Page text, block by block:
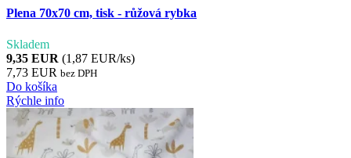
Plena 70x70 cm, tisk - růžová rybka
Skladem
9,35 EUR (1,87 EUR/ks)
7,73 EUR bez DPH
Do košíka
Rýchle info